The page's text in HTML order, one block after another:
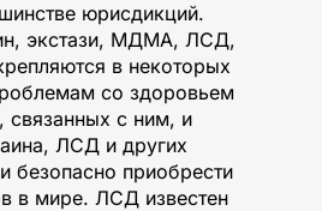
юрисдикций.
экстази, МДМА, ЛСД,
в некоторых
со здоровьем
связанных с ним, и
ЛСД и других
приобрести
в мире. ЛСД известен